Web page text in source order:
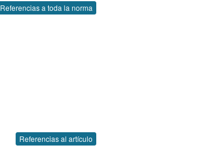
Referencias a toda la norma
Referencias al artículo